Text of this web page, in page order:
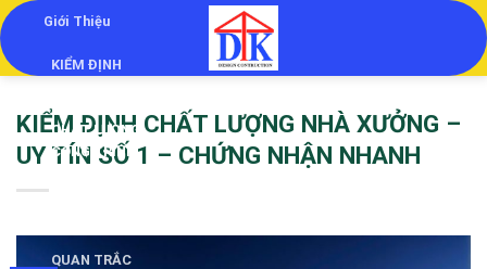
Skip
to
content
Giới Thiệu
KIỂM ĐỊNH
KIỂM ĐỊNH
CHẤT LƯỢNG
CÔNG TRÌNH
QUAN TRẮC
KIỂM ĐỊNH CHẤT LƯỢNG NHÀ XƯỞNG –
UY TÍN SỐ 1 – CHỨNG NHẬN NHANH